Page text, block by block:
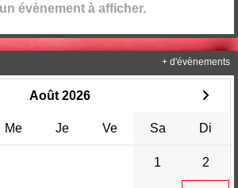
évènement à afficher.
Août 2026
Me Je Ve Sa Di
1 2
+ d'évènements